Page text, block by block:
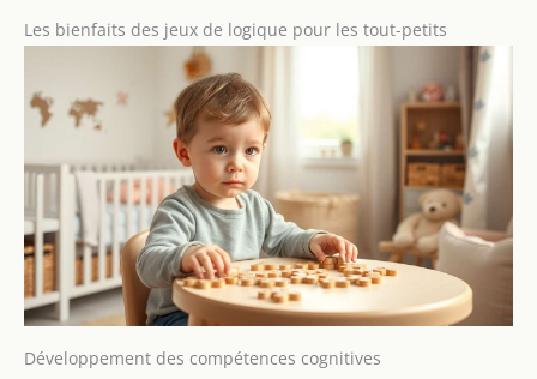
Les bienfaits des jeux de logique pour les tout-petits
Développement des compétences cognitives